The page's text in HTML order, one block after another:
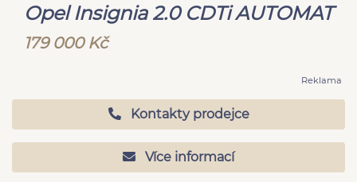
Opel Insignia 2.0 CDTi AUTOMAT
179 000 Kč
Reklama
Kontakty prodejce
Více informací